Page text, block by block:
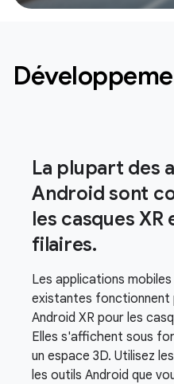
La plupart des
Android sont
les casques XR
filaires.
Les applications
existantes fonctionnent
Android XR pour les
Elles s'affichent sous
un espace 3D. Utilisez
les outils Android que